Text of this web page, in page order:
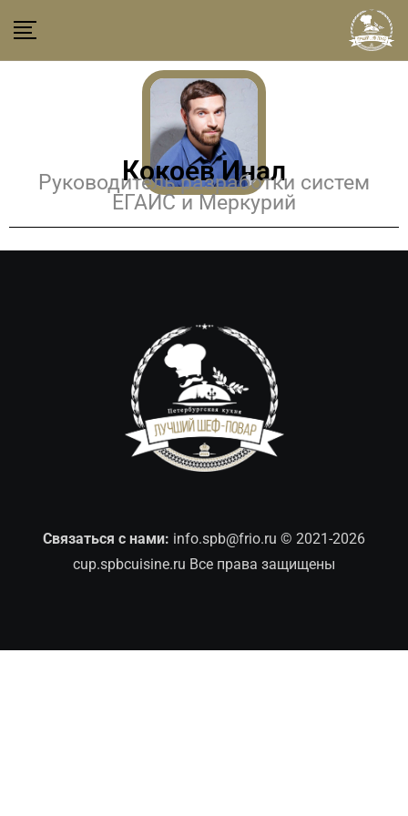
Кокоев Инал
Руководитель разработки систем
ЕГАИС и Меркурий
Связаться с нами: info.spb@frio.ru © 2021-2026
cup.spbcuisine.ru Все права защищены